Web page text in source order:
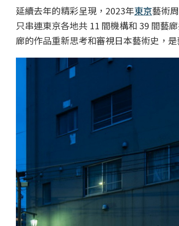
延續去年的精彩呈現，2023年東京藝術
只串連東京各地共 11 間機構和 39 間藝
廊的作品重新思考和審視日本藝術史，